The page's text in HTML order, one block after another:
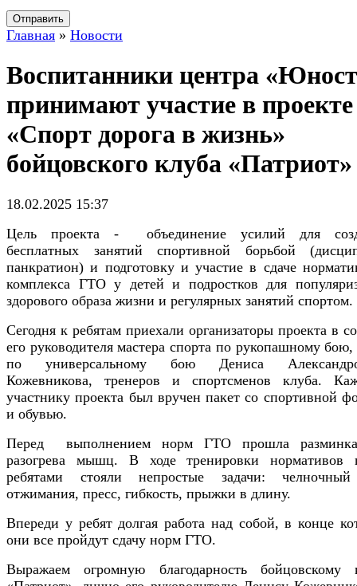
Отправить
Главная » Новости
Воспитанники центра
принимают участие в проекте
«Спорт дорога в жизнь»
бойцовского клуба «Патриот»
18.02.2025 15:37
Цель проекта - объединение усилий для
бесплатных занятий спортивной борьбой
панкратион) и подготовку и участие в сдаче
комплекса ГТО у детей и подростков для
здорового образа жизни и регулярных занятий спортом.
Сегодня к ребятам приехали организаторы проекта в
его руководителя мастера спорта по рукопашному
по универсальному бою Дениса
Кожевникова, тренеров и спортсменов клуба.
участнику проекта был вручен пакет со спортивной
и обувью.
Перед выполнением норм ГТО прошла
разогрева мышц. В ходе тренировки нормативов
ребятами стояли непростые задачи:
отжимания, пресс, гибкость, прыжки в длину.
Впереди у ребят долгая работа над собой, в конце
они все пройдут сдачу норм ГТО.
Выражаем огромную благодарность бойцовскому